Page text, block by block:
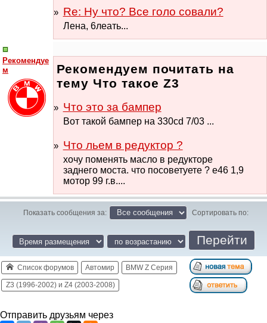
Re: Ну что? Все голо совали?
Лена, 6лeaть...
Рекомендуе
м
Рекомендуем почитать на
тему Что такое Z3
Что это за бампер
Вот такой бампер на 330cd 7/03 ...
Что льем в редуктор ?
хочу поменять масло в редукторе
заднего моста. что посоветуете ? е46 1,9
мотор 99 г.в....
Показать сообщения за: Сортировать по:
Список форумов Автомир BMW Z Серия
Z3 (1996-2002) и Z4 (2003-2008)
Отправить друзьям через